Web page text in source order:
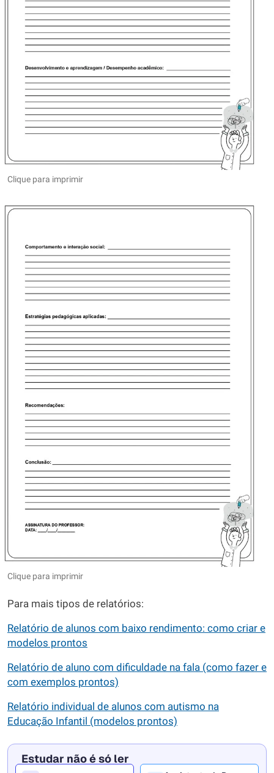
Clique para imprimir
Clique para imprimir
Para mais tipos de relatórios:
Relatório de alunos com baixo rendimento: como criar e
modelos prontos
Relatório de aluno com dificuldade na fala (como fazer e
com exemplos prontos)
Relatório individual de alunos com autismo na
Educação Infantil (modelos prontos)
Estudar não é só ler